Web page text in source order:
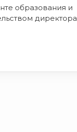
образования и
директора